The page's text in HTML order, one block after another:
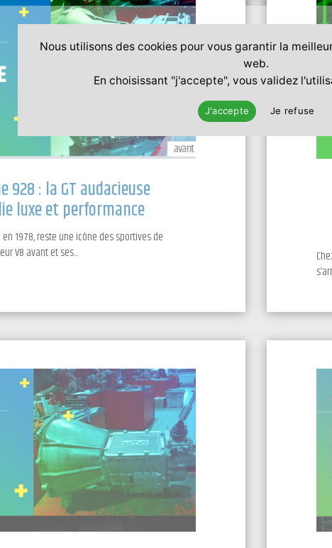
928 : la GT audacieuse
luxe et performance
1978, reste une icône des sportives de
V8 avant et ses...
Nous utilisons des cookies pour vous garantir la
web.
En choisissant "j'accepte", vous validez
J'accepte Je refuse